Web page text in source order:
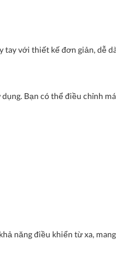
tay với thiết kế đơn giản, dễ
Bạn có thể điều chỉnh
năng điều khiển từ xa,